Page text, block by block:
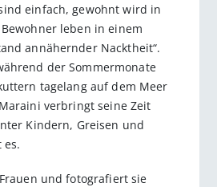
einfach, gewohnt wird in
leben in einem
annähernder Nacktheit“.
der Sommermonate
tagelang auf dem Meer
verbringt seine Zeit
Kindern, Greisen und
es.
und fotografiert sie